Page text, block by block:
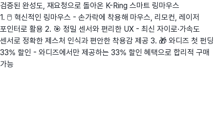
검증된 완성도, 재요청으로 돌아온 K-Ring 스마트 링마우스
1. 🖱️ 혁신적인 링마우스 - 손가락에 착용해 마우스, 리모컨, 레이저
포인터로 활용 2. 🎯 정밀 센서와 편리한 UX - 최신 자이로·가속도
센서로 정확한 제스처 인식과 편안한 착용감 제공 3. 🎁 와디즈 첫 펀딩
33% 할인 - 와디즈에서만 제공하는 33% 할인 혜택으로 합리적 구매
가능